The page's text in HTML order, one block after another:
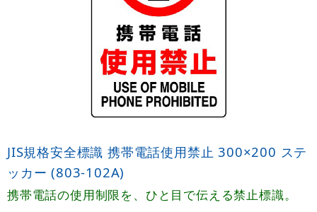
JIS規格安全標識 携帯電話使用禁止 300×200 ステ
ッカー (803-102A)
携帯電話の使用制限を、ひと目で伝える禁止標識。